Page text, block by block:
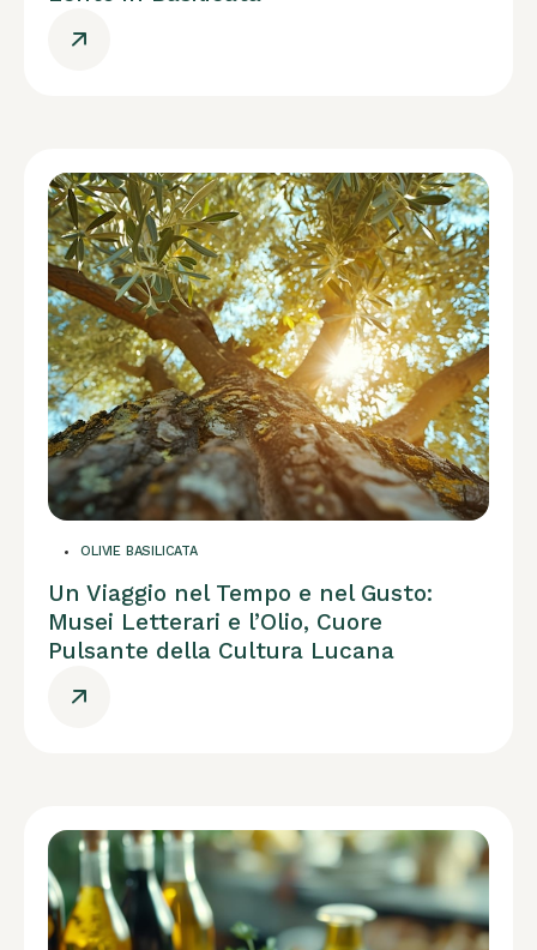
OLIVIE BASILICATA
Un Viaggio nel Tempo e nel Gusto:
Musei Letterari e l’Olio, Cuore
Pulsante della Cultura Lucana